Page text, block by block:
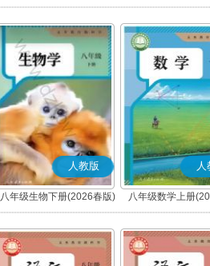
春版)(部编版)
人教版
八年级生物下册(2026春版)
人
八年级数学上册